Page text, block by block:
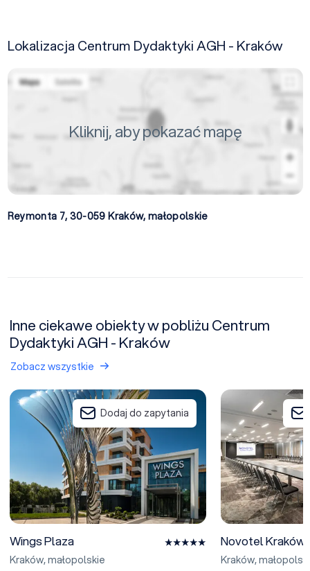
Lokalizacja Centrum Dydaktyki AGH - Kraków
Kliknij, aby pokazać mapę
Reymonta 7, 30-059Kraków, małopolskie
Inne ciekawe obiekty w pobliżu Centrum
Dydaktyki AGH - Kraków
Zobacz wszystkie
Wings Plaza
Dodaj do zapytania
Wings Plaza
Kraków,małopolskie
Novotel Kraków
Novotel Kraków
Kraków,